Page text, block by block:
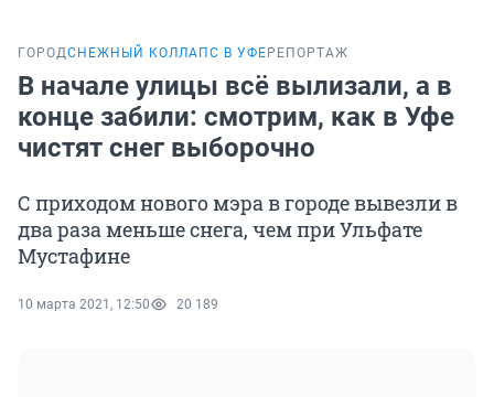
ГОРОДСНЕЖНЫЙ КОЛЛАПС В УФЕ РЕПОРТАЖ
В начале улицы всё вылизали, а в
конце забили: смотрим, как в Уфе
чистят снег выборочно
С приходом нового мэра в городе вывезли в
два раза меньше снега, чем при Ульфате
Мустафине
10 марта 2021, 12:50 20 189